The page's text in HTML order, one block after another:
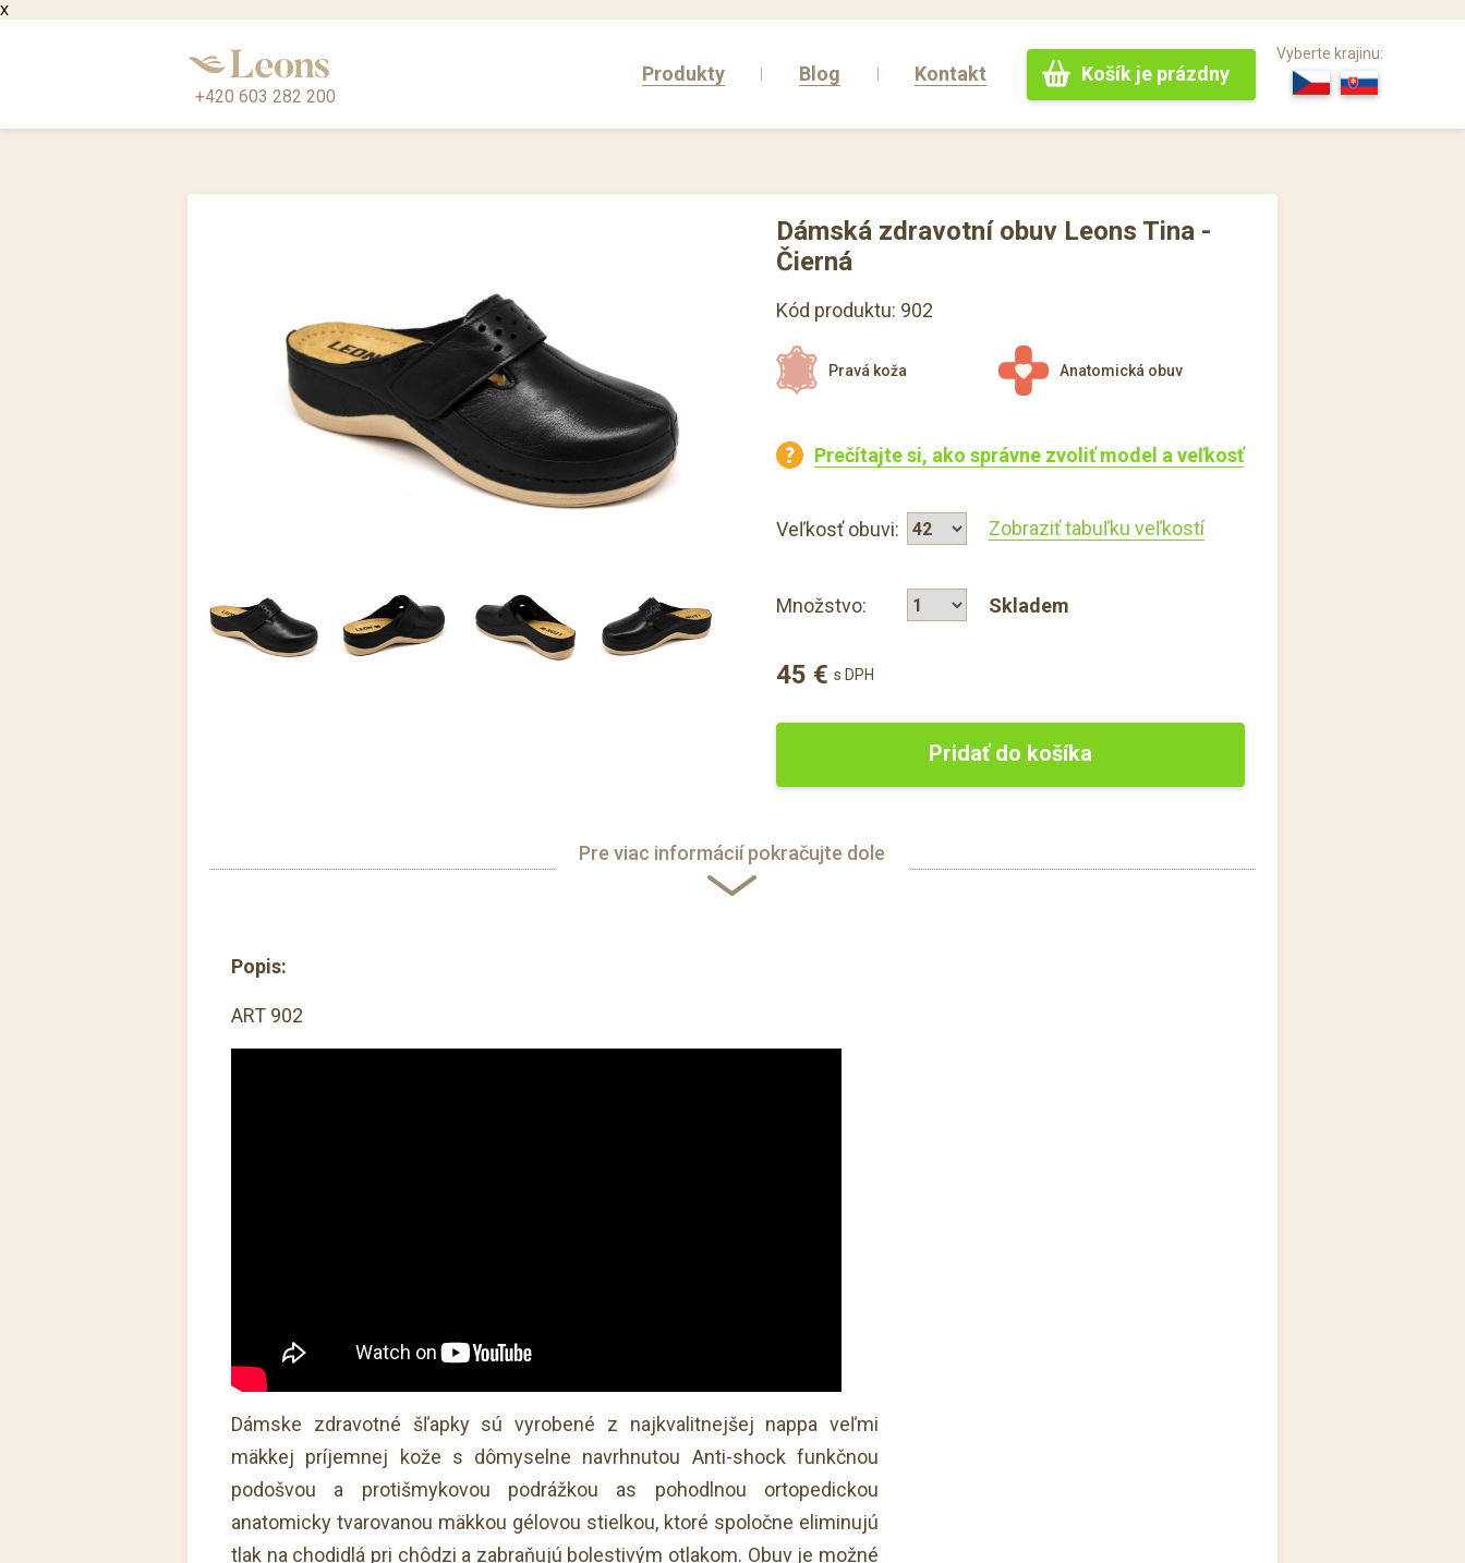
x
+420 603 282 200
Produkty Blog Kontakt Košík je prázdny
Vyberte krajinu:
Dámská zdravotní obuv Leons Tina -
Čierná
Kód produktu: 902
Pravá koža Anatomická obuv
Prečítajte si, ako správne zvoliť model a veľkosť
Veľkosť obuvi: Zobraziť tabuľku veľkostí
Množstvo: Skladem
45 € s DPH
Pridať do košíka
Pre viac informácií pokračujte dole
Popis:
ART 902
Dámske zdravotné šľapky sú vyrobené z najkvalitnejšej nappa veľmi
mäkkej príjemnej kože s dômyselne navrhnutou Anti-shock funkčnou
podošvou a protišmykovou podrážkou as pohodlnou ortopedickou
anatomicky tvarovanou mäkkou gélovou stielkou, ktoré spoločne eliminujú
tlak na chodidlá pri chôdzi a zabraňujú bolestivým otlakom. Obuv je možné